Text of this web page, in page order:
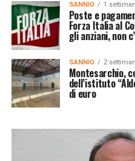
SANNIO 1
Poste e
Forza Italia al
gli anziani, non
SANNIO 2
Montesarchio,
dell’istituto
di euro